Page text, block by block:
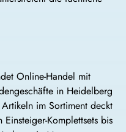
Online-Handel mit
in Heidelberg
im Sortiment deckt
Komplettsets bis